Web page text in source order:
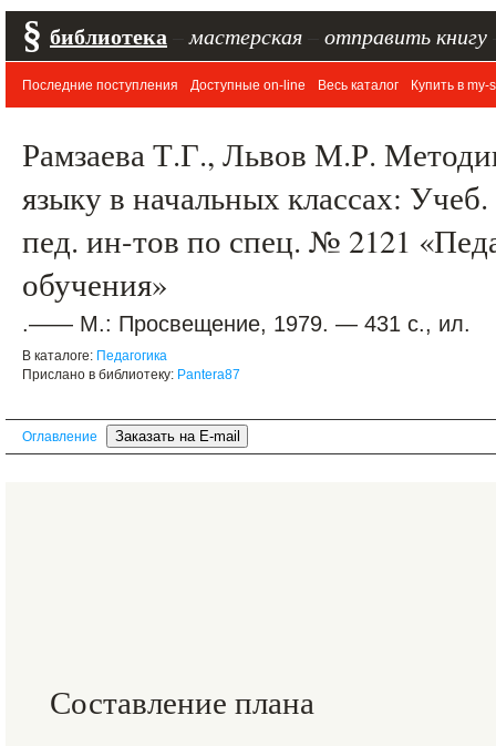
§ библиотека мастерская отправить книгу
Последние поступления Доступные on-line Весь каталог Купить в my-
Рамзаева Т.Г., Львов М.Р.
языку в начальных классах:
пед. ин-тов по спец. № 2121
обучения»
.—— М.: Просвещение, 1979. — 431 с., ил.
В каталоге: Педагогика
Прислано в библиотеку: Pantera87
Оглавление
Составление плана